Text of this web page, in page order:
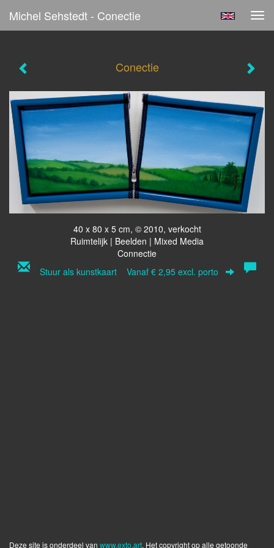
Michel Sehstedt - Conectie
Conectie
40 x 80 x 5 cm, © 2010, verkocht
Ruimtelijk | Beelden | Mixed Media
Connectie
Stuur als kunstkaart Vanaf € 2,95 excl. porto
Deze site is onderdeel van www.exto.art. Het copyright op alle getoonde